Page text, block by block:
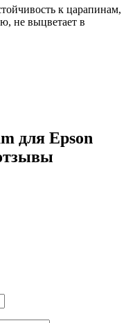
к царапинам,
не выцветает в
для Epson